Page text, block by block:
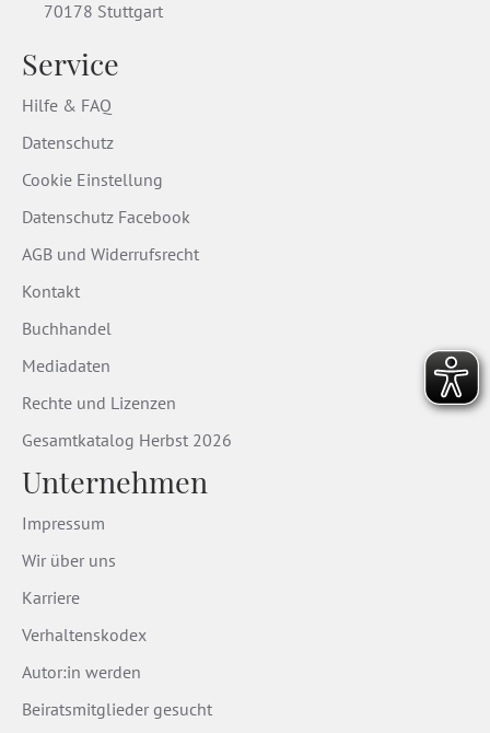
70178 Stuttgart
Service
Hilfe & FAQ
Datenschutz
Cookie Einstellung
Datenschutz Facebook
AGB und Widerrufsrecht
Kontakt
Buchhandel
Mediadaten
Rechte und Lizenzen
Gesamtkatalog Herbst 2026
Unternehmen
Impressum
Wir über uns
Karriere
Verhaltenskodex
Autor:in werden
Beiratsmitglieder gesucht